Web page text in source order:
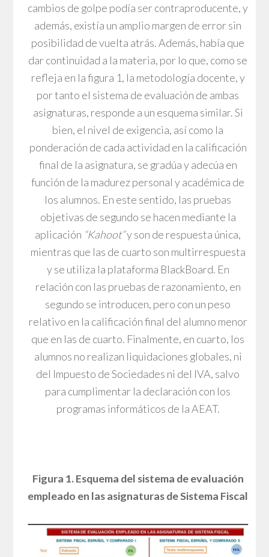
cambios de golpe podía ser contraproducente, y
además, existía un amplio margen de error sin
posibilidad de vuelta atrás. Además, había que
dar continuidad a la materia, por lo que, como se
refleja en la figura 1, la metodología docente, y
por tanto el sistema de evaluación de ambas
asignaturas, responde a un esquema similar. Si
bien, el nivel de exigencia, así como la
ponderación de cada actividad en la calificación
final de la asignatura, se gradúa y adecúa en
función de la madurez personal y académica de
los alumnos. En este sentido, las pruebas
objetivas de segundo se hacen mediante la
aplicación “Kahoot”y son de respuesta única,
mientras que las de cuarto son multirrespuesta
y se utiliza la plataforma BlackBoard. En
relación con las pruebas de razonamiento, en
segundo se introducen, pero con un peso
relativo en la calificación final del alumno menor
que en las de cuarto. Finalmente, en cuarto, los
alumnos no realizan liquidaciones globales, ni
del Impuesto de Sociedades ni del IVA, salvo
para cumplimentar la declaración con los
programas informáticos de la AEAT.
Figura 1. Esquema del sistema de evaluación
empleado en las asignaturas de Sistema Fiscal